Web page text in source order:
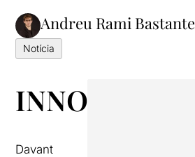
Andreu Rami Bastante
Notícia
INNOCENT!
Davant